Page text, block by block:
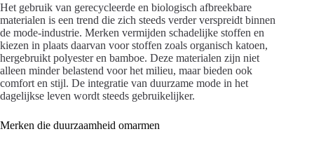
Het gebruik van gerecycleerde en biologisch afbreekbare
materialen is een trend die zich steeds verder verspreidt binnen
de mode-industrie. Merken vermijden schadelijke stoffen en
kiezen in plaats daarvan voor stoffen zoals organisch katoen,
hergebruikt polyester en bamboe. Deze materialen zijn niet
alleen minder belastend voor het milieu, maar bieden ook
comfort en stijl. De integratie van duurzame mode in het
dagelijkse leven wordt steeds gebruikelijker.
Merken die duurzaamheid omarmen